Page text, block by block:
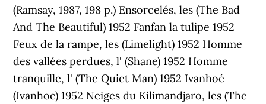
(Ramsay, 1987, 198 p.) Ensorcelés, les (The Bad
And The Beautiful) 1952 Fanfan la tulipe 1952
Feux de la rampe, les (Limelight) 1952 Homme
des vallées perdues, l' (Shane) 1952 Homme
tranquille, l' (The Quiet Man) 1952 Ivanhoé
(Ivanhoe) 1952 Neiges du Kilimandjaro, les (The